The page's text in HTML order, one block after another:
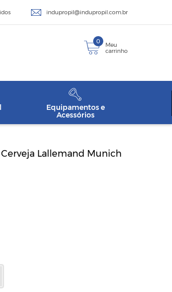
indupropil@indupropil.com.br
0
Meu
carrinho
Equipamentos e
Acessórios
Lallemand Munich